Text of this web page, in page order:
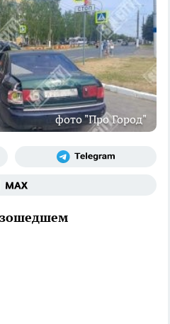
фото "Про Город"